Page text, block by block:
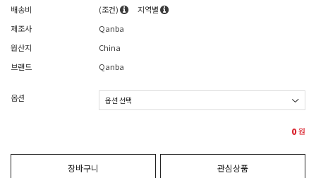
배송비
(조건)
지역별
제조사
Qanba
원산지
China
브랜드
Qanba
옵션
0원
장바구니 관심상품